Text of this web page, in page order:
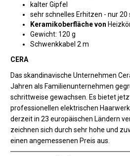
kalter Gipfel
sehr schnelles Erhitzen - nur 20
Keramikoberfläche von
Gewicht: 120 g
Schwenkkabel 2 m
CERA
Das skandinavische Unternehmen
Jahren als Familienunternehmen
schrittweise gewachsen. Es bietet
professionellen elektrischen
derzeit in 23 europäischen Ländern
zeichnen sich durch sehr hohe und
einen angemessenen Preis aus.